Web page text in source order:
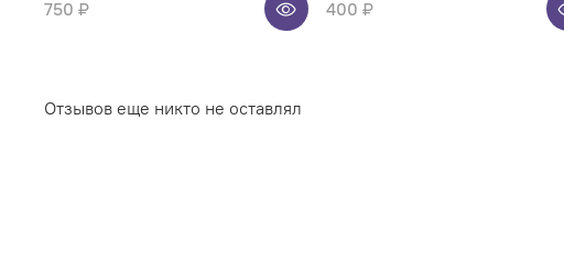
750 ₽
400 ₽
Отзывов еще никто не оставлял